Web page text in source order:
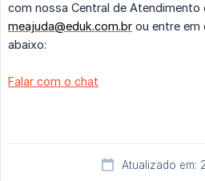
com nossa Central de Atendimento
meajuda@eduk.com.br ou entre em
abaixo:
Falar com o chat
Atualizado em: